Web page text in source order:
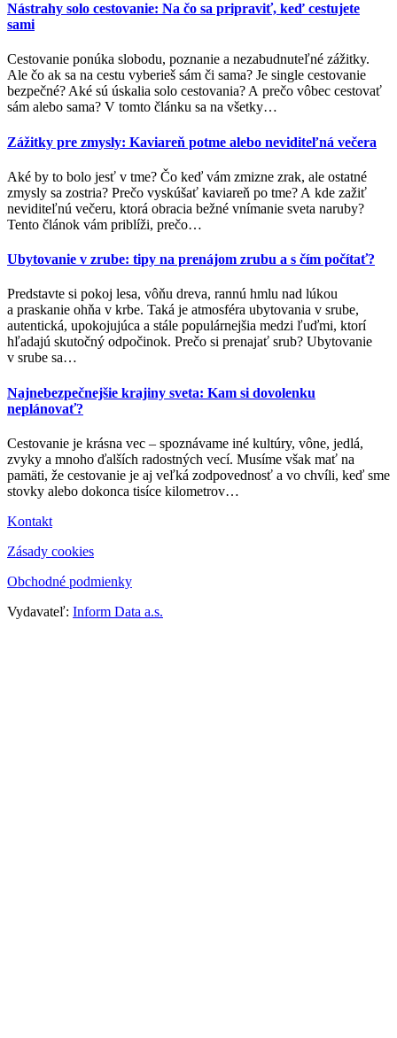
Nástrahy solo cestovanie: Na čo sa pripraviť, keď cestujete
sami
Cestovanie ponúka slobodu, poznanie a nezabudnuteľné zážitky.
Ale čo ak sa na cestu vyberieš sám či sama? Je single cestovanie
bezpečné? Aké sú úskalia solo cestovania? A prečo vôbec cestovať
sám alebo sama? V tomto článku sa na všetky…
Zážitky pre zmysly: Kaviareň potme alebo neviditeľná večera
Aké by to bolo jesť v tme? Čo keď vám zmizne zrak, ale ostatné
zmysly sa zostria? Prečo vyskúšať kaviareň po tme? A kde zažiť
neviditeľnú večeru, ktorá obracia bežné vnímanie sveta naruby?
Tento článok vám priblíži, prečo…
Ubytovanie v zrube: tipy na prenájom zrubu a s čím počítať?
Predstavte si pokoj lesa, vôňu dreva, rannú hmlu nad lúkou
a praskanie ohňa v krbe. Taká je atmosféra ubytovania v srube,
autentická, upokojujúca a stále populárnejšia medzi ľuďmi, ktorí
hľadajú skutočný odpočinok. Prečo si prenajať srub? Ubytovanie
v srube sa…
Najnebezpečnejšie krajiny sveta: Kam si dovolenku
neplánovať?
Cestovanie je krásna vec – spoznávame iné kultúry, vône, jedlá,
zvyky a mnoho ďalších radostných vecí. Musíme však mať na
pamäti, že cestovanie je aj veľká zodpovednosť a vo chvíli, keď sme
stovky alebo dokonca tisíce kilometrov…
Kontakt
Zásady cookies
Obchodné podmienky
Vydavateľ: Inform Data a.s.